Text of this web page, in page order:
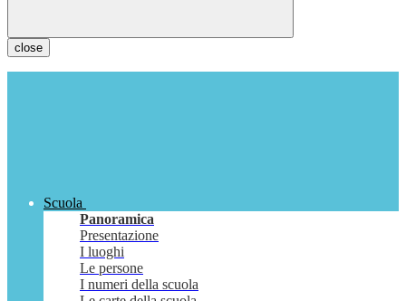
close
Scuola
Panoramica
Presentazione
I luoghi
Le persone
I numeri della scuola